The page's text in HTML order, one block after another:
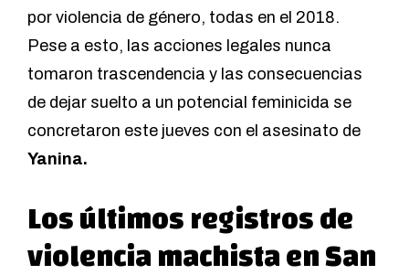
por violencia de género, todas en el 2018.
Pese a esto, las acciones legales nunca
tomaron trascendencia y las consecuencias
de dejar suelto a un potencial feminicida se
concretaron este jueves con el asesinato de
Yanina.
Los últimos registros de
violencia machista en San